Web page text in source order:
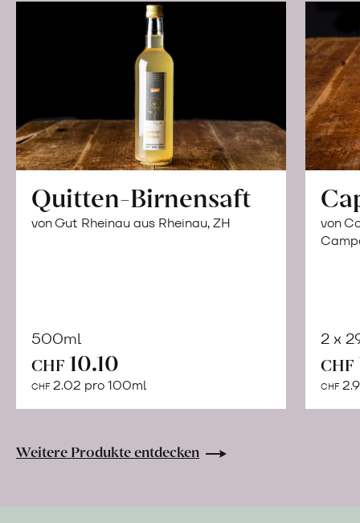
Quitten-Birnensaft
von Gut Rheinau aus Rheinau, ZH
500ml
CHF 10.10
CHF 2.02 pro 100ml
Warenkorb
von
2 x
CHF
CHF
Weitere Produkte entdecken